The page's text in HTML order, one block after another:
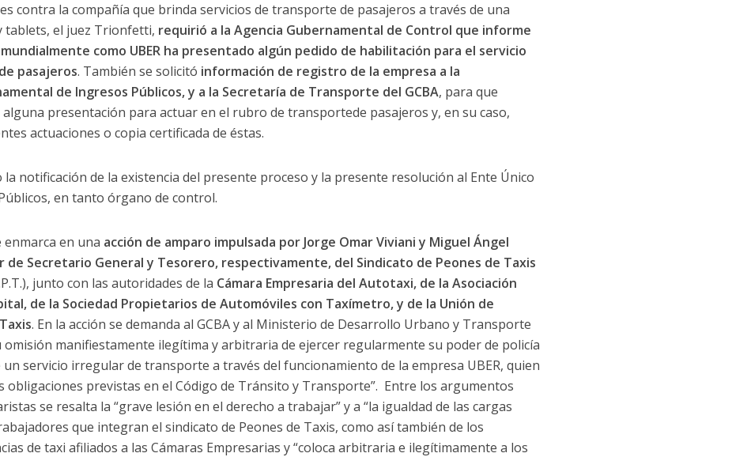
contra la compañía que brinda servicios de transporte de pasajeros a través de una
tablets, el juez Trionfetti, requirió a la Agencia Gubernamental de Control que informe
como UBER ha presentado algún pedido de habilitación para el servicio
pasajeros. También se solicitó información de registro de la empresa a la
de Ingresos Públicos, y a la Secretaría de Transporte del GCBA, para que
presentación para actuar en el rubro de transportede pasajeros y, en su caso,
actuaciones o copia certificada de éstas.
la notificación de la existencia del presente proceso y la presente resolución al Ente Único
en tanto órgano de control.
enmarca en una acción de amparo impulsada por Jorge Omar Viviani y Miguel Ángel
de Secretario General y Tesorero, respectivamente, del Sindicato de Peones de Taxis
junto con las autoridades de la Cámara Empresaria del Autotaxi, de la Asociación
de la Sociedad Propietarios de Automóviles con Taxímetro, y de la Unión de
. En la acción se demanda al GCBA y al Ministerio de Desarrollo Urbano y Transporte
omisión manifiestamente ilegítima y arbitraria de ejercer regularmente su poder de policía
servicio irregular de transporte a través del funcionamiento de la empresa UBER, quien
obligaciones previstas en el Código de Tránsito y Transporte”. Entre los argumentos
se resalta la “grave lesión en el derecho a trabajar” y a “la igualdad de las cargas
que integran el sindicato de Peones de Taxis, como así también de los
de taxi afiliados a las Cámaras Empresarias y “coloca arbitraria e ilegítimamente a los